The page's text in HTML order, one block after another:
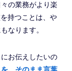
の業務がより楽
持つことは、や
なります。
お伝えしたいの